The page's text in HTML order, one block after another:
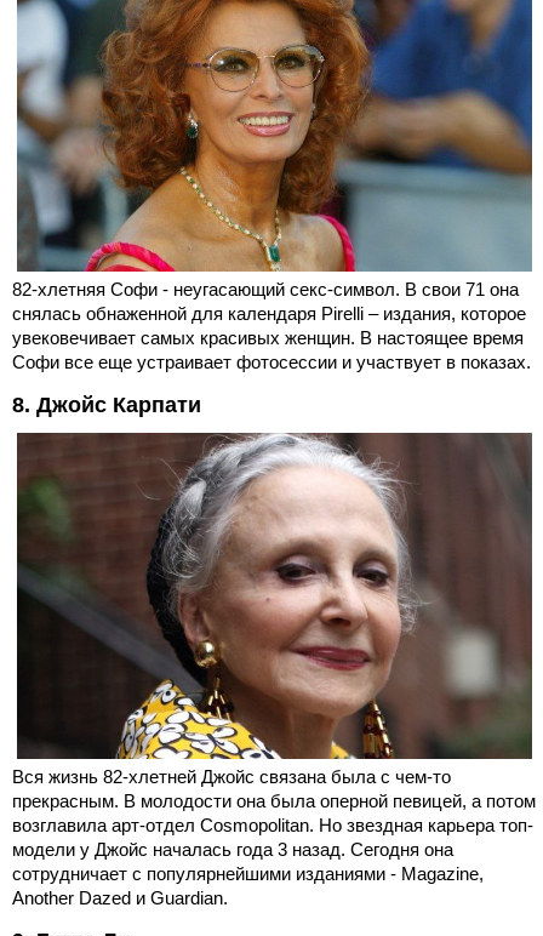
82-хлетняя Софи - неугасающий секс-символ. В свои 71 она
снялась обнаженной для календаря Pirelli – издания, которое
увековечивает самых красивых женщин. В настоящее время
Софи все еще устраивает фотосессии и участвует в показах.
8. Джойс Карпати
Вся жизнь 82-хлетней Джойс связана была с чем-то
прекрасным. В молодости она была оперной певицей, а потом
возглавила арт-отдел Cosmopolitan. Но звездная карьера топ-
модели у Джойс началась года 3 назад. Сегодня она
сотрудничает с популярнейшими изданиями - Magazine,
Another Dazed и Guardian.